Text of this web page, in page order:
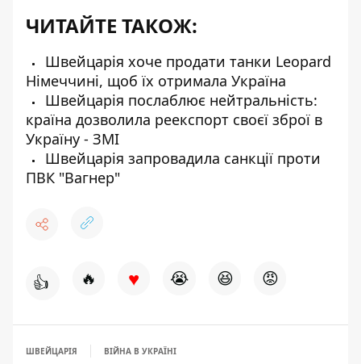
ЧИТАЙТЕ ТАКОЖ:
Швейцарія хоче продати танки Leopard
Німеччині, щоб їх отримала Україна
Швейцарія послаблює нейтральність:
країна дозволила реекспорт своєї зброї в
Україну - ЗМІ
Швейцарія запровадила санкції проти
ПВК "Вагнер"
👍 🔥 ♥ 😭 😆 😡
ШВЕЙЦАРІЯ ВІЙНА В УКРАЇНІ